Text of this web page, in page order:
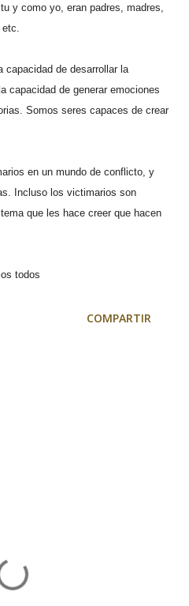
y como yo, eran padres, madres,
etc.
capacidad de desarrollar la
capacidad de generar emociones
Somos seres capaces de crear
en un mundo de conflicto, y
Incluso los victimarios son
que les hace creer que hacen
todos
COMPARTIR